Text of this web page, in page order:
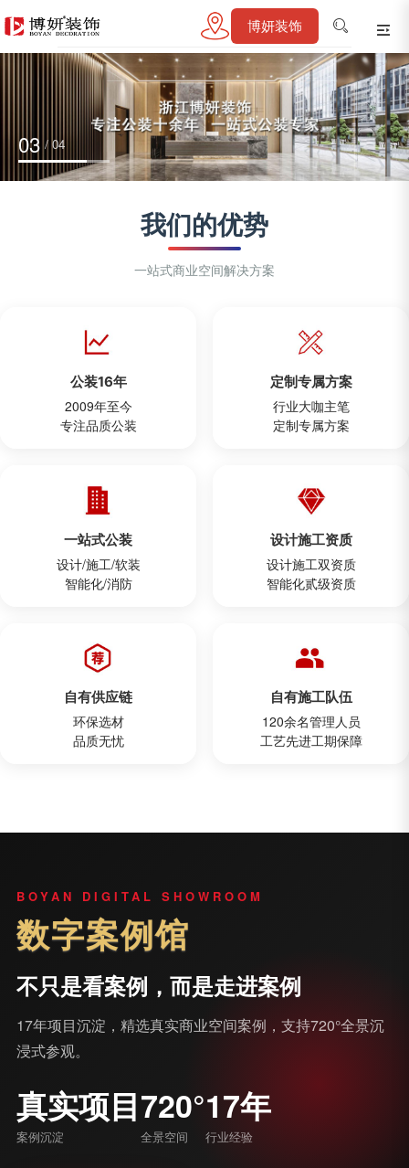
博妍装饰
04 / 04
我们的优势
一站式商业空间解决方案
公装16年
2009年至今
专注品质公装
定制专属方案
行业大咖主笔
定制专属方案
一站式公装
设计/施工/软装
智能化/消防
设计施工资质
设计施工双资质
智能化贰级资质
自有供应链
环保选材
品质无忧
自有施工队伍
120余名管理人员
工艺先进工期保障
BOYAN DIGITAL SHOWROOM
数字案例馆
不只是看案例，而是走进案例
17年项目沉淀，精选真实商业空间案例，支持720°全景沉
浸式参观。
真实项目
案例沉淀
720°
全景空间
17年
行业经验